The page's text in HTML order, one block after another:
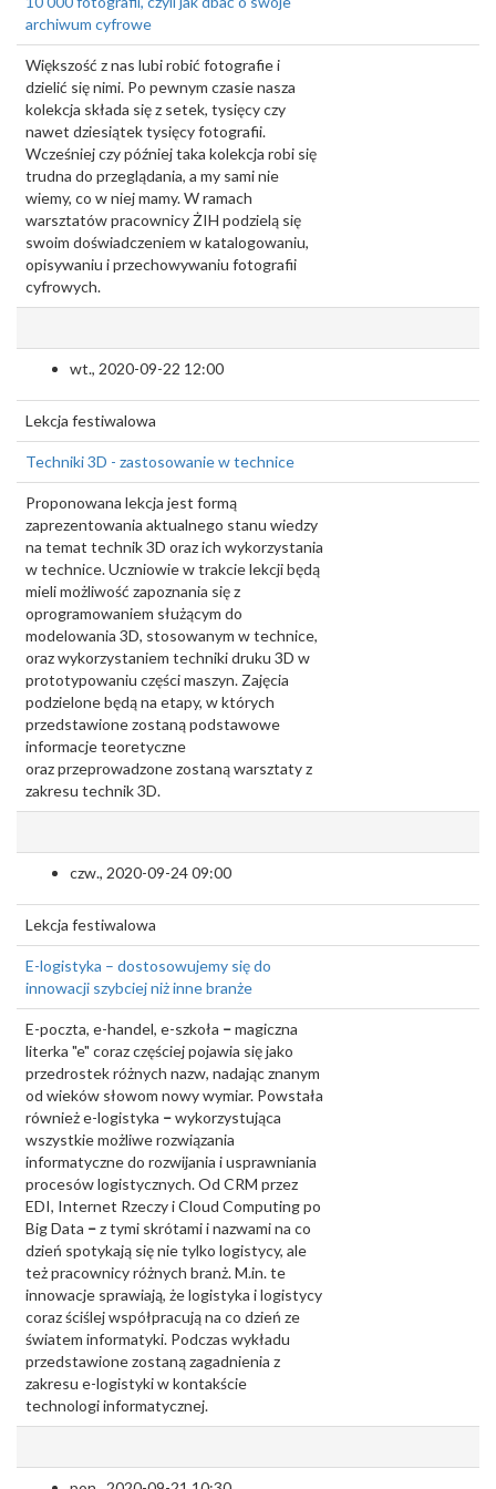
archiwum cyfrowe
Większość z nas lubi robić fotografie i
dzielić się nimi. Po pewnym czasie nasza
kolekcja składa się z setek, tysięcy czy
nawet dziesiątek tysięcy fotografii.
Wcześniej czy później taka kolekcja robi się
trudna do przeglądania, a my sami nie
wiemy, co w niej mamy. W ramach
warsztatów pracownicy ŻIH podzielą się
swoim doświadczeniem w katalogowaniu,
opisywaniu i przechowywaniu fotografii
cyfrowych.
wt., 2020-09-22 12:00
Lekcja festiwalowa
Techniki 3D - zastosowanie w technice
Proponowana lekcja jest formą
zaprezentowania aktualnego stanu wiedzy
na temat technik 3D oraz ich wykorzystania
w technice. Uczniowie w trakcie lekcji będą
mieli możliwość zapoznania się z
oprogramowaniem służącym do
modelowania 3D, stosowanym w technice,
oraz wykorzystaniem techniki druku 3D w
prototypowaniu części maszyn. Zajęcia
podzielone będą na etapy, w których
przedstawione zostaną podstawowe
informacje teoretyczne
oraz przeprowadzone zostaną warsztaty z
zakresu technik 3D.
czw., 2020-09-24 09:00
Lekcja festiwalowa
E-logistyka – dostosowujemy się do
innowacji szybciej niż inne branże
E-poczta, e-handel, e-szkoła –magiczna
literka "e" coraz częściej pojawia się jako
przedrostek różnych nazw, nadając znanym
od wieków słowom nowy wymiar. Powstała
również e-logistyka –wykorzystująca
wszystkie możliwe rozwiązania
informatyczne do rozwijania i usprawniania
procesów logistycznych. Od CRM przez
EDI, Internet Rzeczy i Cloud Computing po
Big Data –z tymi skrótami i nazwami na co
dzień spotykają się nie tylko logistycy, ale
też pracownicy różnych branż. M.in. te
innowacje sprawiają, że logistyka i logistycy
coraz ściślej współpracują na co dzień ze
światem informatyki. Podczas wykładu
przedstawione zostaną zagadnienia z
zakresu e-logistyki w kontakście
technologi informatycznej.